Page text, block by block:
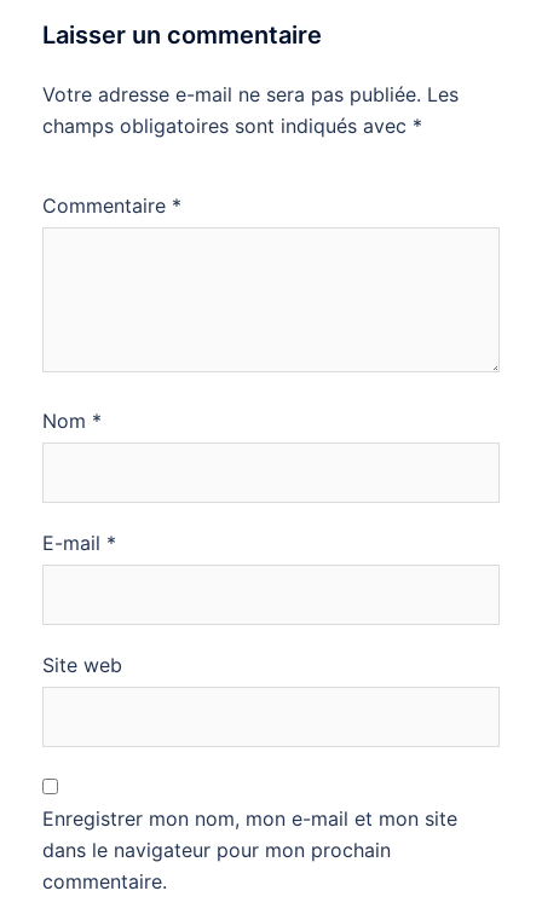
Laisser un commentaire
Votre adresse e-mail ne sera pas publiée. Les
champs obligatoires sont indiqués avec *
Commentaire *
Nom *
E-mail *
Site web
Enregistrer mon nom, mon e-mail et mon site
dans le navigateur pour mon prochain
commentaire.